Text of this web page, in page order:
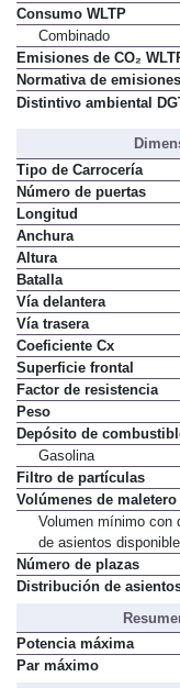
Consumo WLTP
Combinado
Emisiones de CO₂
Normativa de emisiones
Distintivo ambiental
Tipo de Carrocería
Número de puertas
Longitud
Anchura
Altura
Batalla
Vía delantera
Vía trasera
Coeficiente Cx
Superficie frontal
Factor de resistencia
Peso
Depósito de
Gasolina
Filtro de partículas
Volúmenes de maletero
Volumen mínimo con
de asientos
Número de plazas
Distribución de
Potencia máxima
Par máximo